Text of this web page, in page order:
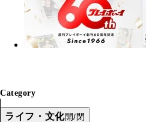
Category
ライフ・文化開/閉